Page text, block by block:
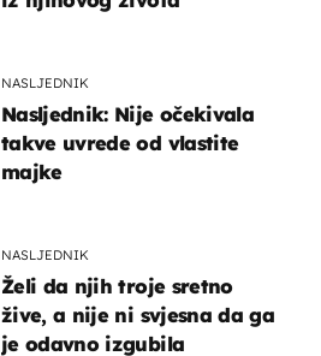
NASLJEDNIK
Nasljednik: Nije očekivala
takve uvrede od vlastite
majke
NASLJEDNIK
Želi da njih troje sretno
žive, a nije ni svjesna da ga
je odavno izgubila